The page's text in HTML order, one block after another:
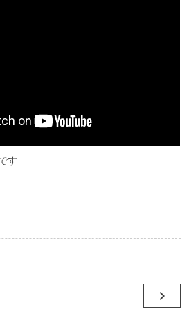
す
navigate_next